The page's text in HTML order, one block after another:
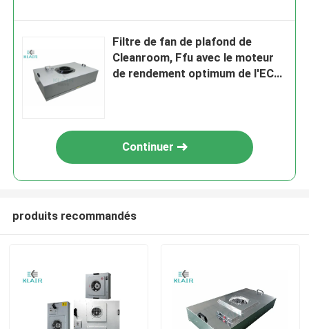
Filtre de fan de plafond de
Cleanroom, Ffu avec le moteur
de rendement optimum de l'EC
Continuer
produits recommandés